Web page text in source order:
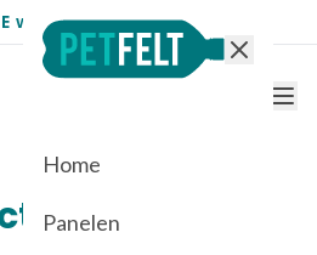
website voor PETfelt
Home
Panelen
& Offerte